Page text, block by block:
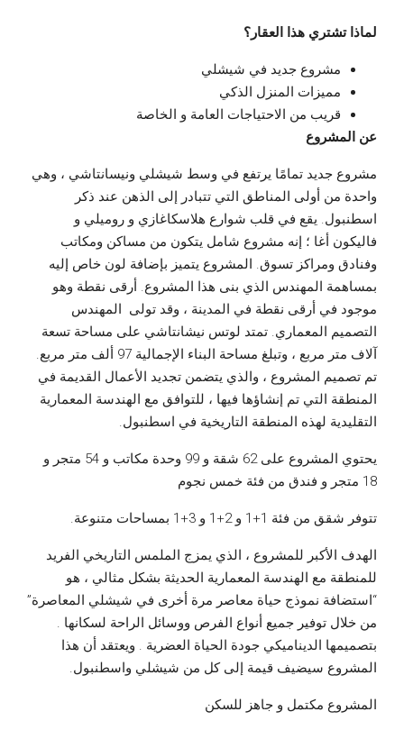
لماذا تشتري هذا العقار؟
مشروع جديد في شيشلي
مميزات المنزل الذكي
قريب من الاحتياجات العامة و الخاصة
عن المشروع
مشروع جديد تمامًا يرتفع في وسط شيشلي ونيسانتاشي ، وهي
واحدة من أولى المناطق التي تتبادر إلى الذهن عند ذكر
اسطنبول. يقع في قلب شوارع هلاسكاغازي و روميلي و
فاليكون أغا ؛ إنه مشروع شامل يتكون من مساكن ومكاتب
وفنادق ومراكز تسوق. المشروع يتميز بإضافة لون خاص إليه
بمساهمة المهندس الذي بنى هذا المشروع. أرقى نقطة وهو
موجود في أرقى نقطة في المدينة ، وقد تولى المهندس
التصميم المعماري. تمتد لوتس نيشانتاشي على مساحة تسعة
آلاف متر مربع ، وتبلغ مساحة البناء الإجمالية 97 ألف متر مربع.
تم تصميم المشروع ، والذي يتضمن تجديد الأعمال القديمة في
المنطقة التي تم إنشاؤها فيها ، للتوافق مع الهندسة المعمارية
التقليدية لهذه المنطقة التاريخية في اسطنبول.
يحتوي المشروع على 62 شقة و 99 وحدة مكاتب و 54 متجر و
18 متجر و فندق من فئة خمس نجوم
تتوفر شقق من فئة 1+1 و 2+1 و 3+1 بمساحات متنوعة.
الهدف الأكبر للمشروع ، الذي يمزج الملمس التاريخي الفريد
للمنطقة مع الهندسة المعمارية الحديثة بشكل مثالي ، هو
“استضافة نموذج حياة معاصر مرة أخرى في شيشلي المعاصرة”
من خلال توفير جميع أنواع الفرص ووسائل الراحة لسكانها .
بتصميمها الديناميكي جودة الحياة العضرية . ويعتقد أن هذا
المشروع سيضيف قيمة إلى كل من شيشلي واسطنبول.
المشروع مكتمل و جاهز للسكن